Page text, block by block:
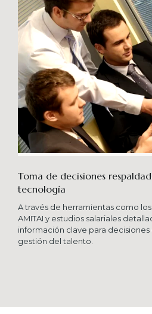
Toma de decisiones
tecnología​
A través de herramientas como
AMITAI y estudios salariales
información clave para decisiones
gestión del talento.